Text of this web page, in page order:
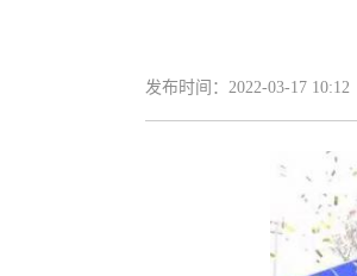
发布时间： 2022-03-17 10:12